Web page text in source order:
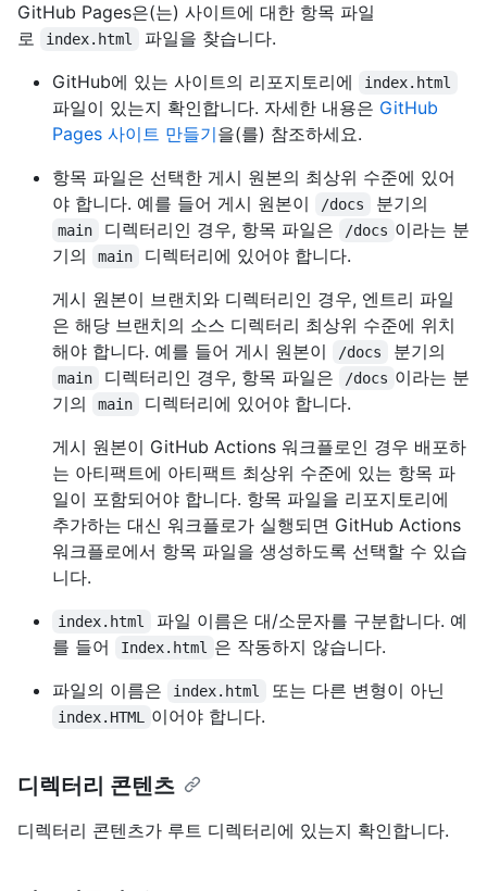
GitHub Pages은(는) 사이트에 대한 항목 파일
로
index.html
파일을 찾습니다.
GitHub에 있는 사이트의 리포지토리에
index.html
파일이 있는지 확인합니다. 자세한 내용은 GitHub
Pages 사이트 만들기을(를) 참조하세요.
항목 파일은 선택한 게시 원본의 최상위 수준에 있어
야 합니다. 예를 들어 게시 원본이
/docs 분기의
main 디렉터리인 경우, 항목 파일은 /docs 이라는 분
기의
main
디렉터리에 있어야 합니다.
게시 원본이 브랜치와 디렉터리인 경우, 엔트리 파일
은 해당 브랜치의 소스 디렉터리 최상위 수준에 위치
해야 합니다. 예를 들어 게시 원본이
/docs 분기의
main 디렉터리인 경우, 항목 파일은 /docs 이라는 분
기의
main
디렉터리에 있어야 합니다.
게시 원본이 GitHub Actions 워크플로인 경우 배포하
는 아티팩트에 아티팩트 최상위 수준에 있는 항목 파
일이 포함되어야 합니다. 항목 파일을 리포지토리에
추가하는 대신 워크플로가 실행되면 GitHub Actions
워크플로에서 항목 파일을 생성하도록 선택할 수 있습
니다.
index.html
파일 이름은 대/소문자를 구분합니다. 예
를 들어
Index.html
은 작동하지 않습니다.
파일의 이름은
index.html 또는 다른 변형이 아닌
index.HTML 이어야 합니다.
디렉터리 콘텐츠
디렉터리 콘텐츠가 루트 디렉터리에 있는지 확인합니다.